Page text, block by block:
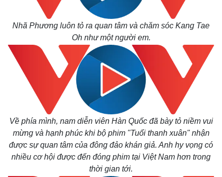
Nhã Phương luôn tỏ ra quan tâm và chăm sóc Kang Tae
Oh như một người em.
Về phía mình, nam diễn viên Hàn Quốc đã bày tỏ niềm vui
mừng và hạnh phúc khi bộ phim "Tuổi thanh xuân" nhận
được sự quan tâm của đông đảo khán giả. Anh hy vọng có
nhiều cơ hội được đến đóng phim tại Việt Nam hơn trong
thời gian tới.